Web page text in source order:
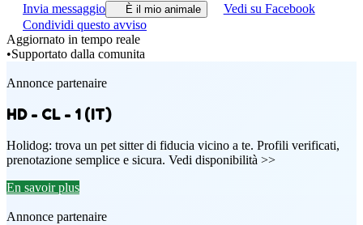
Invia messaggio È il mio animale
Vedi su Facebook
Condividi questo avviso
Aggiornato in tempo reale
•Supportato dalla comunita
Annonce partenaire
HD - CL - 1 (IT)
Holidog: trova un pet sitter di fiducia vicino a te. Profili verificati,
prenotazione semplice e sicura. Vedi disponibilità >>
En savoir plus
Annonce partenaire